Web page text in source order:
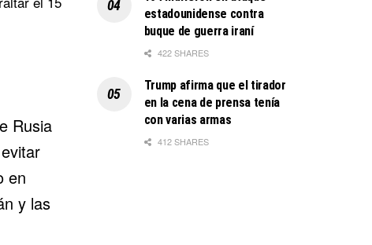
Rusia
en
y las
estadounidense contra
buque de guerra iraní
422 SHARES
Trump afirma que el tirador
en la cena de prensa tenía
con varias armas
412 SHARES